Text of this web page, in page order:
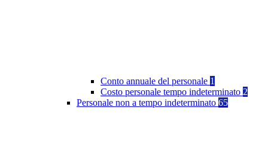
Conto annuale del personale 1
Costo personale tempo indeterminato 2
Personale non a tempo indeterminato 65